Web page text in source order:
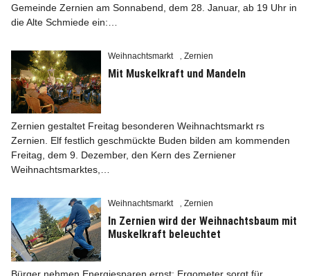
Elbeflirt
Unser Team
Gemeinde Zernien am Sonnabend, dem 28. Januar, ab 19 Uhr in
die Alte Schmiede ein:…
Weihnachtsmarkt ,Zernien
Mit Muskelkraft und Mandeln
Zernien gestaltet Freitag besonderen Weihnachtsmarkt rs
Zernien. Elf festlich geschmückte Buden bilden am kommenden
Freitag, dem 9. Dezember, den Kern des Zerniener
Weihnachtsmarktes,…
Weihnachtsmarkt ,Zernien
In Zernien wird der Weihnachtsbaum mit
Muskelkraft beleuchtet
Bürger nehmen Energiesparen ernst: Ergometer sorgt für